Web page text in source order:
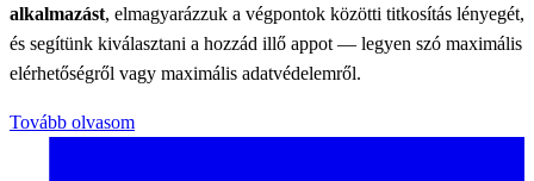
alkalmazást, elmagyarázzuk a végpontok közötti titkosítás lényegét,
és segítünk kiválasztani a hozzád illő appot — legyen szó maximális
elérhetőségről vagy maximális adatvédelemről.
Tovább olvasom